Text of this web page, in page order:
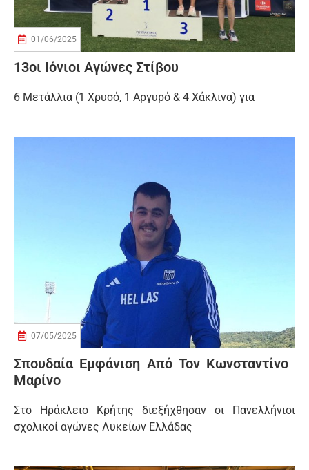
01/06/2025
13οι Ιόνιοι Αγώνες Στίβου
6 Μετάλλια (1 Χρυσό, 1 Αργυρό & 4 Χάκλινα) για
07/05/2025
Σπουδαία Εμφάνιση Από Τον Κωνσταντίνο
Μαρίνο
Στο Ηράκλειο Κρήτης διεξήχθησαν οι Πανελλήνιοι
σχολικοί αγώνες Λυκείων Ελλάδας